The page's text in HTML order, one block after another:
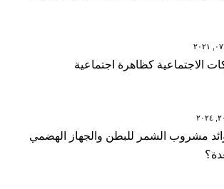
الاجتماعية كظاهرة اجتماعية
مشروب الشمر للبطن والجهاز الهضمي